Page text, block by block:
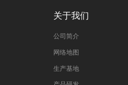
关于我们
公司简介
网络地图
生产基地